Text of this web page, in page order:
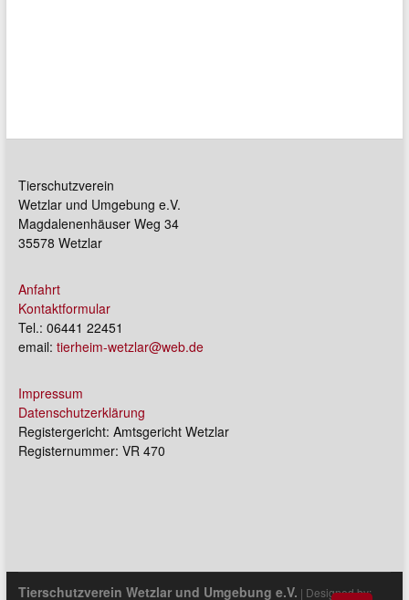
Tierschutzverein
Wetzlar und Umgebung e.V.
Magdalenenhäuser Weg 34
35578 Wetzlar
Anfahrt
Kontaktformular
Tel.: 06441 22451
email: tierheim-wetzlar@web.de
Impressum
Datenschutzerklärung
Registergericht: Amtsgericht Wetzlar
Registernummer: VR 470
Tierschutzverein Wetzlar und Umgebung e.V. | Designed by: